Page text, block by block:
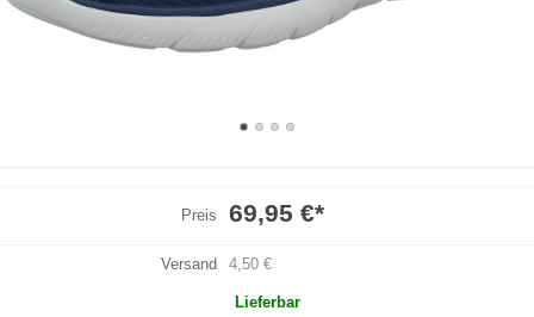
Preis 69,95 €*
Versand 4,50 €
Lieferbar